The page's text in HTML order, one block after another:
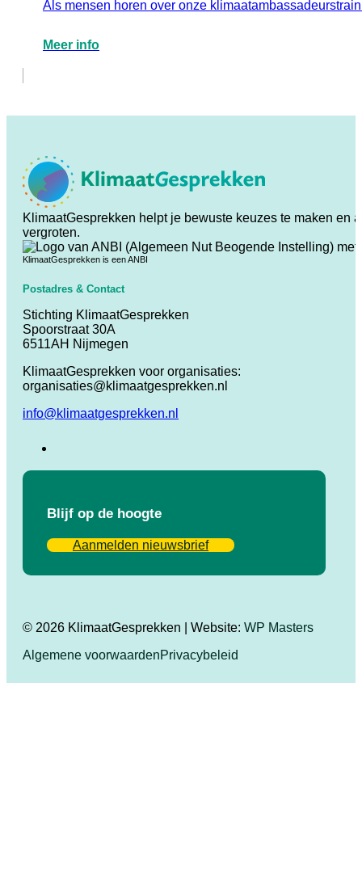
Als mensen horen over onze
Meer info
KlimaatGesprekken helpt je bewuste keuzes te maken en
vergroten.
KlimaatGesprekken is een ANBI
Postadres & Contact
Stichting KlimaatGesprekken
Spoorstraat 30A
6511AH Nijmegen
KlimaatGesprekken voor organisaties:
organisaties@klimaatgesprekken.nl
info@klimaatgesprekken.nl
Blijf op de hoogte
Aanmelden nieuwsbrief
© 2026 KlimaatGesprekken | Website: WP Masters
Algemene voorwaardenPrivacybeleid